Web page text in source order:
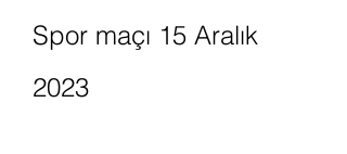
Spor maçı 15 Aralık
2023